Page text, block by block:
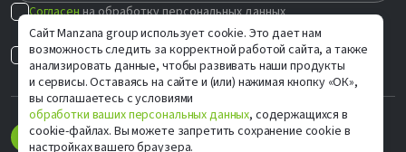
Сайт Manzana group использует cookie. Это дает нам
возможность следить за корректной работой сайта, а также
анализировать данные, чтобы развивать наши продукты
и сервисы. Оставаясь на сайте и (или) нажимая кнопку «ОК»,
вы соглашаетесь с условиями
обработки ваших персональных данных, содержащихся в
cookie-файлах. Вы можете запретить сохранение cookie в
настройках вашего браузера.
Согласенна обработку персональных данных
в соответствии сПолитикой
Согласен наиндивидуальные предложения